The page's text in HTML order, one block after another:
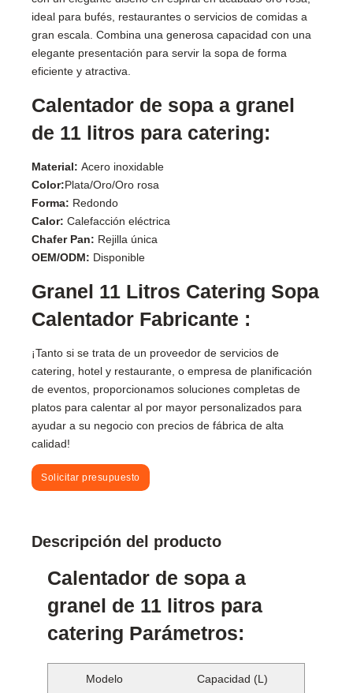
ideal para bufés, restaurantes o servicios de comidas a
gran escala. Combina una generosa capacidad con una
elegante presentación para servir la sopa de forma
eficiente y atractiva.
Calentador de sopa a granel
de 11 litros para catering:
Material:Acero inoxidable
Color:Plata/Oro/Oro rosa
Forma: Redondo
Calor:Calefacción eléctrica
Chafer Pan: Rejilla única
OEM/ODM: Disponible
Granel 11 Litros Catering Sopa
Calentador Fabricante :
¡Tanto si se trata de un proveedor de servicios de
catering, hotel y restaurante, o empresa de planificación
de eventos, proporcionamos soluciones completas de
platos para calentar al por mayor personalizados para
ayudar a su negocio con precios de fábrica de alta
calidad!
Solicitar presupuesto
Descripción del producto
Calentador de sopa a
granel de 11 litros para
catering Parámetros:
Modelo Capacidad (L)